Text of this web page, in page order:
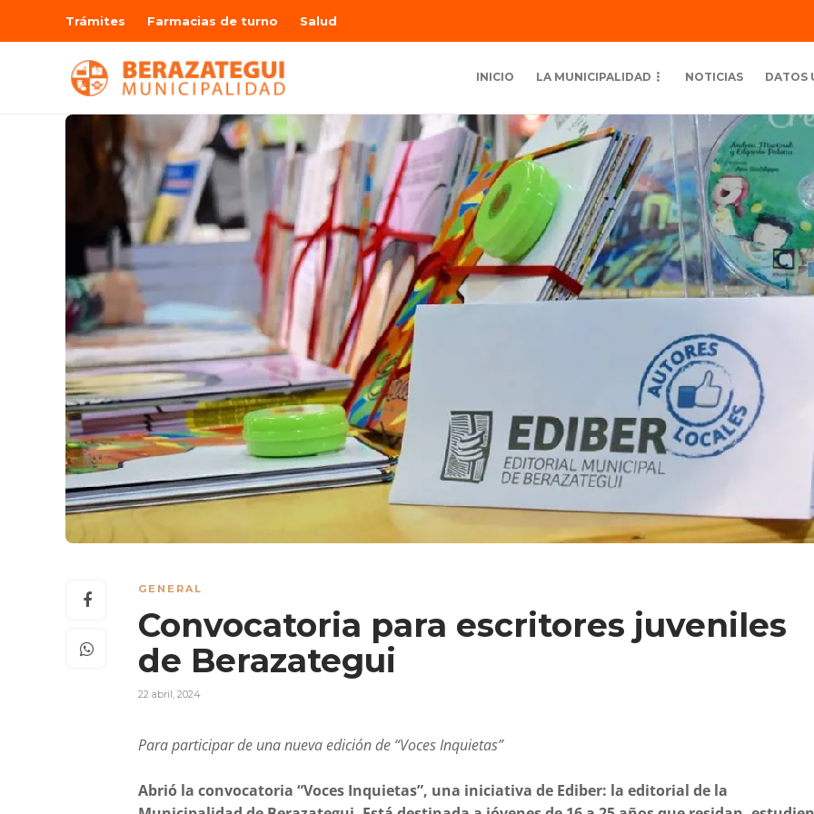
Trámites Farmacias de turno Salud
INICIO LA MUNICIPALIDAD NOTICIAS DATOS
GENERAL
Convocatoria para escritores juveniles
de Berazategui
22 abril, 2024
Para participar de una nueva edición de “Voces Inquietas”
Abrió la convocatoria “Voces Inquietas”, una iniciativa de Ediber: la editorial de la